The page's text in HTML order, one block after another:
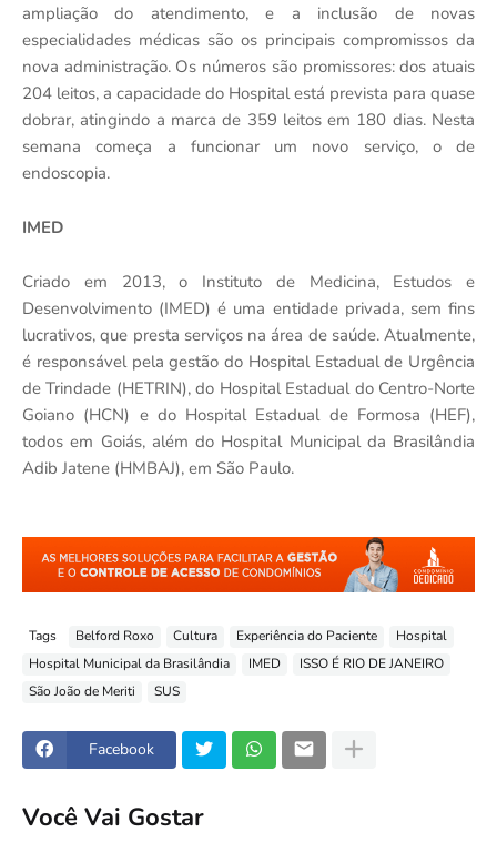
ampliação do atendimento, e a inclusão de novas
especialidades médicas são os principais compromissos da
nova administração. Os números são promissores: dos atuais
204 leitos, a capacidade do Hospital está prevista para quase
dobrar, atingindo a marca de 359 leitos em 180 dias. Nesta
semana começa a funcionar um novo serviço, o de
endoscopia.
IMED
Criado em 2013, o Instituto de Medicina, Estudos e
Desenvolvimento (IMED) é uma entidade privada, sem fins
lucrativos, que presta serviços na área de saúde. Atualmente,
é responsável pela gestão do Hospital Estadual de Urgência
de Trindade (HETRIN), do Hospital Estadual do Centro-Norte
Goiano (HCN) e do Hospital Estadual de Formosa (HEF),
todos em Goiás, além do Hospital Municipal da Brasilândia
Adib Jatene (HMBAJ), em São Paulo.
Tags Belford Roxo Cultura Experiência do Paciente
Hospital
Hospital Municipal da Brasilândia
IMED
ISSO É RIO DE JANEIRO
São João de Meriti
SUS
Facebook
Você Vai Gostar